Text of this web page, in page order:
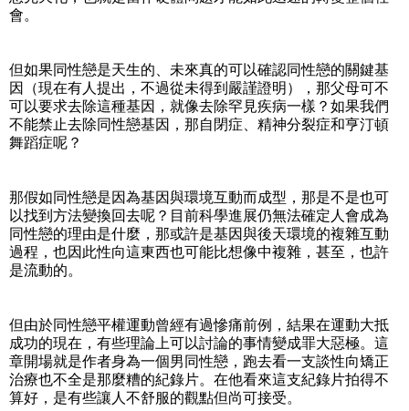
會。
但如果同性戀是天生的、未來真的可以確認同性戀的關鍵基
因（現在有人提出，不過從未得到嚴謹證明），那父母可不
可以要求去除這種基因，就像去除罕見疾病一樣？如果我們
不能禁止去除同性戀基因，那自閉症、精神分裂症和亨汀頓
舞蹈症呢？
那假如同性戀是因為基因與環境互動而成型，那是不是也可
以找到方法變換回去呢？目前科學進展仍無法確定人會成為
同性戀的理由是什麼，那或許是基因與後天環境的複雜互動
過程，也因此性向這東西也可能比想像中複雜，甚至，也許
是流動的。
但由於同性戀平權運動曾經有過慘痛前例，結果在運動大抵
成功的現在，有些理論上可以討論的事情變成罪大惡極。這
章開場就是作者身為一個男同性戀，跑去看一支談性向矯正
治療也不全是那麼糟的紀錄片。在他看來這支紀錄片拍得不
算好，是有些讓人不舒服的觀點但尚可接受。